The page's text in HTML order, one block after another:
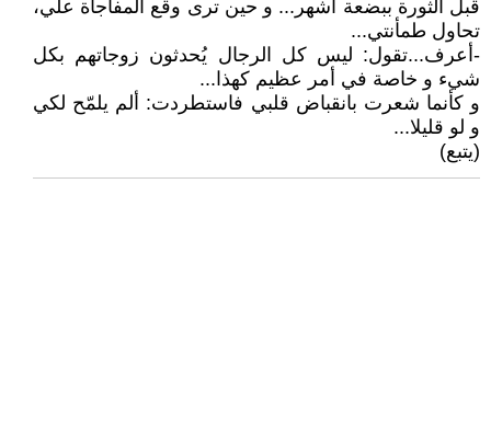
قبل الثورة ببضعة أشهر... و حين ترى وقع المفاجأة علي،
تحاول طمأنتي...
-أعرف...تقول: ليس كل الرجال يُحدثون زوجاتهم بكل
شيء و خاصة في أمر عظيم كهذا...
و كأنما شعرت بانقباض قلبي فاستطردت: ألم يلمّح لكي
و لو قليلا...
(يتبع)